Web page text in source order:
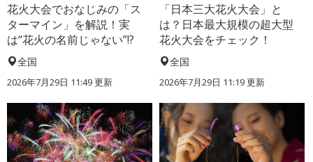
花火大会でおなじみの「ス
ターマイン」を解説！実
は“花火の名前じゃない”!?
全国
2026年7月29日 11:49 更新
「日本三大花火大会」と
は？日本最大規模の超大型
花火大会をチェック！
全国
2026年7月29日 11:19 更新